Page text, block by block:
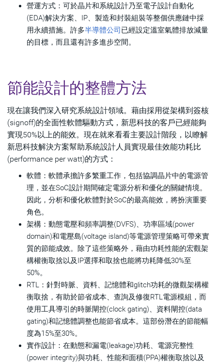
營運方式：可於晶片和系統設計乃至電子設計自動化
(EDA)解決方案、IP、製造和封裝組裝等整個供應鏈中採
用永續措施。許多半導體公司已經設定溫室氣體排放減量
的目標，而且還有許多進步空間。
節能設計的整體方法
現在讓我們深入研究系統設計領域。藉由採用從架構到簽核
(signoff)的全面性軟體驅動方式，新思科技的客戶已經能夠
實現50%以上的能效。現在就來看看主要設計階段，以瞭解
新思科技解決方案幫助系統設計人員實現最佳效能功耗比
(performance per watt)的方式：
軟體：軟體承擔許多繁重工作，包括協調晶片中的電源管
理，並在SoC設計期間確定電源分析和優化的關鍵情境。
因此，分析和優化軟體對於SoC的最高能效，將扮演重要
角色。
架構：動態電壓和頻率調整(DVFS)、功率區域(power
domain)和電壓島(voltage island)等電源管理策略可帶來實
質的節能成效。除了這些策略外，藉由功耗性能的宏觀架
構權衡取捨以及IP選擇和取捨也能將功耗降低30%至
50%。
RTL：針對時脈、資料、記憶體和glitch功耗的微觀架構權
衡取捨，有助於節省成本、查詢及修復RTL電源模組，而
使用工具導引的時脈閘控(clock gating)、資料閘控(data
gating)和記憶體調整也能節省成本。這部份潛在的節能幅
度為15%至30%。
實作設計：在動態和漏電(leakage)功耗、電源完整性
(power integrity)與功耗、性能和面積(PPA)權衡取捨以及